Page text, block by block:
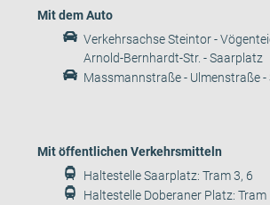
Mit dem Auto
Verkehrsachse Steintor -
Arnold-Bernhardt-Str. - Saarplatz
Massmannstraße - Ulmenstraße
Mit öffentlichen Verkehrsmitteln
Haltestelle Saarplatz: Tram 3, 6
Haltestelle Doberaner Platz: Tram